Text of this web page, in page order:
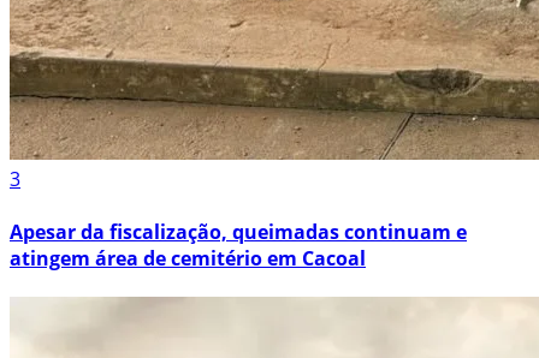
3
Apesar da fiscalização, queimadas continuam e
atingem área de cemitério em Cacoal